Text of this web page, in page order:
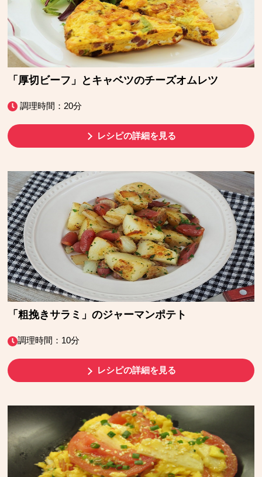
「厚切ビーフ」とキャベツのチーズオムレツ
調理時間：20分
レシピの詳細を見る
「粗挽きサラミ」のジャーマンポテト
調理時間：10分
レシピの詳細を見る